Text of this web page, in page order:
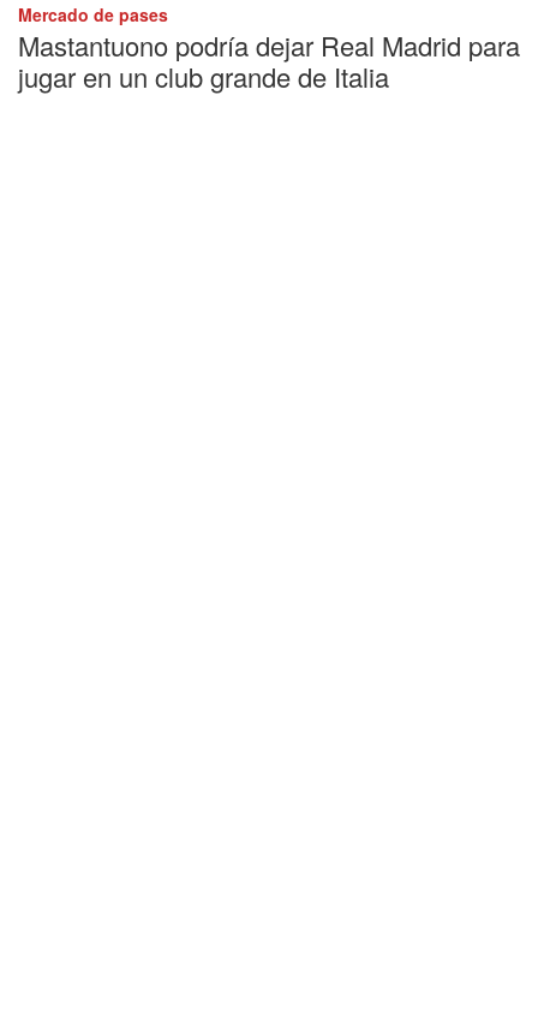
Mercado de pases
Mastantuono podría dejar Real Madrid para
jugar en un club grande de Italia